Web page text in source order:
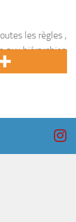
les règles ,
aux hiérarchies
la...